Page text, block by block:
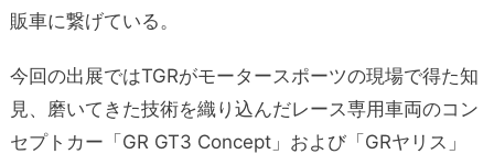
販車に繋げている。
今回の出展ではTGRがモータースポーツの現場で得た知
見、磨いてきた技術を織り込んだレース専用車両のコン
セプトカー「GR GT3 Concept」および「GRヤリス」